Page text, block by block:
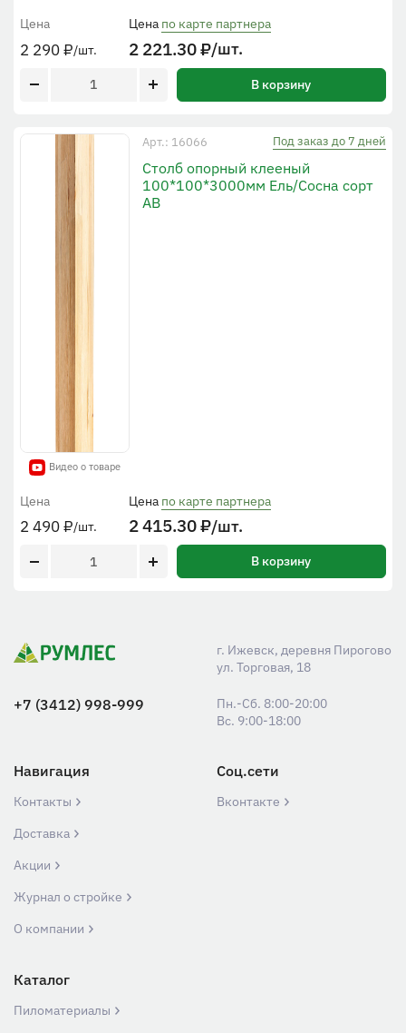
Цена
2 290₽/шт.
Цена по карте партнера
2 221.30₽/шт.
В корзину
Видео о товаре
Арт.: 16066 Под заказ до 7 дней
Столб опорный клееный
100*100*3000мм Ель/Сосна сорт
АВ
Цена
2 490₽/шт.
Цена по карте партнера
2 415.30₽/шт.
В корзину
г. Ижевск, деревня Пирогово
ул. Торговая, 18
+7 (3412) 998-999
Пн.-Сб. 8:00-20:00
Вс. 9:00-18:00
Навигация
Контакты
Доставка
Акции
Журнал о стройке
О компании
Соц.сети
Вконтакте
Каталог
Пиломатериалы